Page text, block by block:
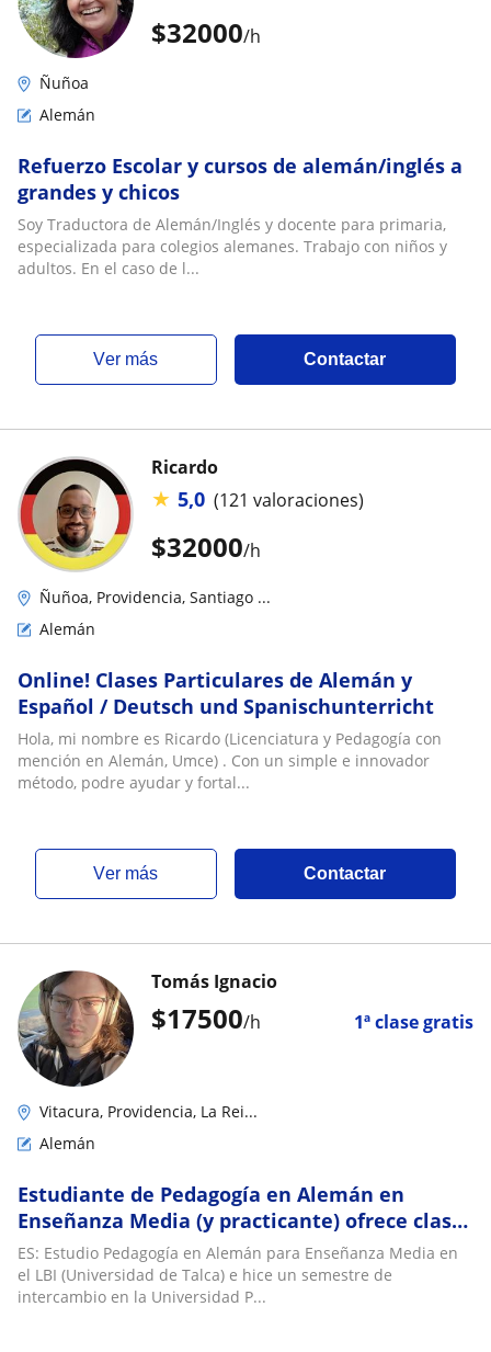
$32000/h
Ñuñoa
Alemán
Refuerzo Escolar y cursos de alemán/inglés a
grandes y chicos
Soy Traductora de Alemán/Inglés y docente para primaria,
especializada para colegios alemanes. Trabajo con niños y
adultos. En el caso de l...
ver más Contactar
$32000/h
Ricardo
★ 5,0 (121 valoraciones)
Ñuñoa, Providencia, Santiago ...
Alemán
Online! Clases Particulares de Alemán y
Español / Deutsch und Spanischunterricht
Hola, mi nombre es Ricardo (Licenciatura y Pedagogía con
mención en Alemán, Umce) . Con un simple e innovador
método, podre ayudar y fortal...
ver más Contactar
$17500/h 1ª clase gratis
Tomás Ignacio
Vitacura, Providencia, La Rei...
Alemán
Estudiante de Pedagogía en Alemán en
Enseñanza Media (y practicante) ofrece clases
para mejorar tus habilidades en el alemán
ES: Estudio Pedagogía en Alemán para Enseñanza Media en
el LBI (Universidad de Talca) e hice un semestre de
intercambio en la Universidad P...